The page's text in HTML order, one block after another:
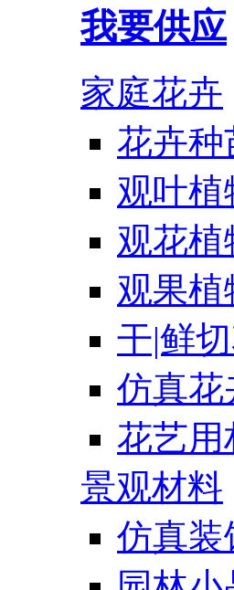
我要供应
家庭花卉
花卉种
观叶植
观花植
观果植
干|鲜
仿真花
花艺用
景观材料
仿真装